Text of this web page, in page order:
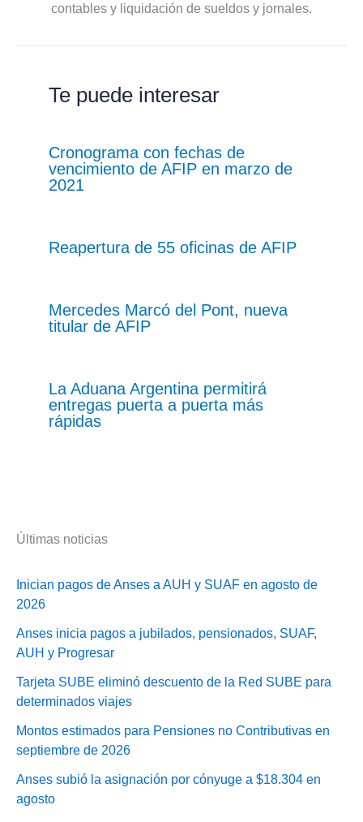
contables y liquidación de sueldos y jornales.
Te puede interesar
Cronograma con fechas de
vencimiento de AFIP en marzo de
2021
Reapertura de 55 oficinas de AFIP
Mercedes Marcó del Pont, nueva
titular de AFIP
La Aduana Argentina permitirá
entregas puerta a puerta más
rápidas
Últimas noticias
Inician pagos de Anses a AUH y SUAF en agosto de
2026
Anses inicia pagos a jubilados, pensionados, SUAF,
AUH y Progresar
Tarjeta SUBE eliminó descuento de la Red SUBE para
determinados viajes
Montos estimados para Pensiones no Contributivas en
septiembre de 2026
Anses subió la asignación por cónyuge a $18.304 en
agosto